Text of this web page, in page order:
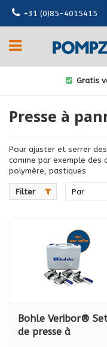
+31 (0)85-4015415
Gratis
Presse à
Pour ajuster et serrer
comme par exemple des
polymère, pastiques
Filter
Par
Bohle Veribor® Set
de presse à